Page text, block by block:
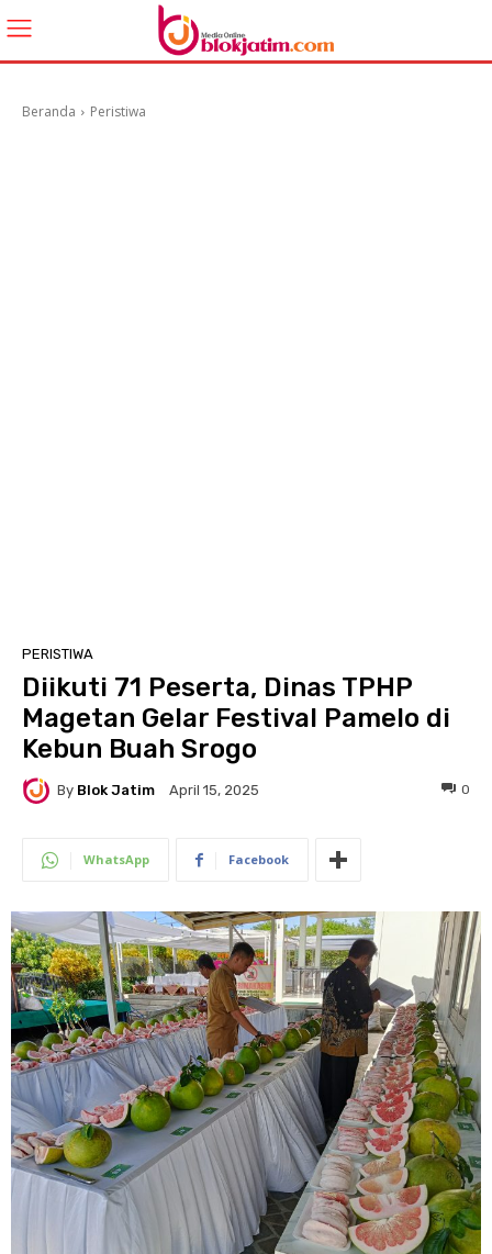
Beranda Peristiwa
PERISTIWA
Diikuti 71 Peserta, Dinas TPHP
Magetan Gelar Festival Pamelo di
Kebun Buah Srogo
By Blok Jatim April 15, 2025 0
WhatsApp Facebook